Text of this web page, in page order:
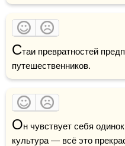
Стаи превратностей
путешественников.
Он чувствует себя
культура — всё это